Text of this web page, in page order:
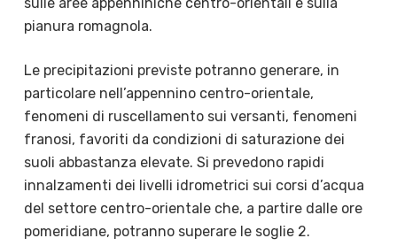
pianura romagnola.
Le precipitazioni previste potranno generare, in
particolare nell’appennino centro-orientale,
fenomeni di ruscellamento sui versanti, fenomeni
franosi, favoriti da condizioni di saturazione dei
suoli abbastanza elevate. Si prevedono rapidi
innalzamenti dei livelli idrometrici sui corsi d’acqua
del settore centro-orientale che, a partire dalle ore
pomeridiane, potranno superare le soglie 2.